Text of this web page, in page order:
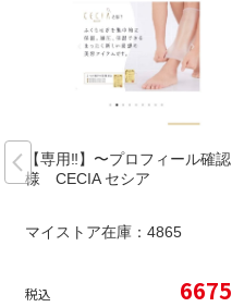
【専用‼︎】〜プロフィール確認
様 CECIA セシア
マイストア在庫： 4865
税込 6675